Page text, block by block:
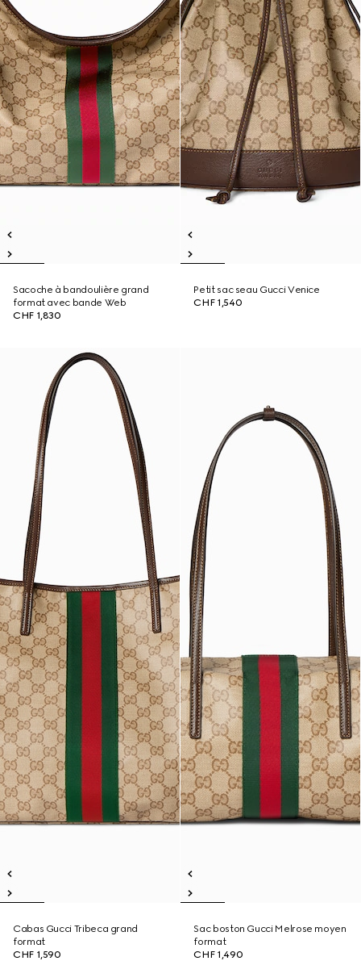
Sacoche à bandoulière grand
format avec bande Web
CHF 1,830
Petit sac seau Gucci Venice
CHF 1,540
Cabas Gucci Tribeca grand
format
CHF 1,590
Sac boston Gucci Melrose moyen
format
CHF 1,490